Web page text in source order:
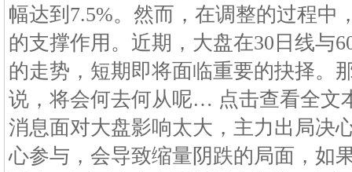
幅达到7.5%。然而，在调整的过程中
的支撑作用。近期，大盘在30日线与
的走势，短期即将面临重要的抉择。
说，将会何去何从呢… 点击查看全文
消息面对大盘影响太大，主力出局决
心参与，会导致缩量阴跌的局面，如